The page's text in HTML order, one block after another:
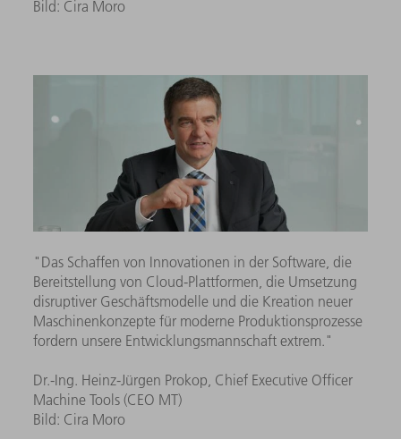
Bild: Cira Moro
"Das Schaffen von Innovationen in der Software, die
Bereitstellung von Cloud-Plattformen, die Umsetzung
disruptiver Geschäftsmodelle und die Kreation neuer
Maschinenkonzepte für moderne Produktionsprozesse
fordern unsere Entwicklungsmannschaft extrem."
Dr.-Ing. Heinz-Jürgen Prokop, Chief Executive Officer
Machine Tools (CEO MT)
Bild: Cira Moro